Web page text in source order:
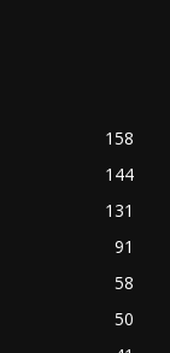
158
144
131
91
58
50